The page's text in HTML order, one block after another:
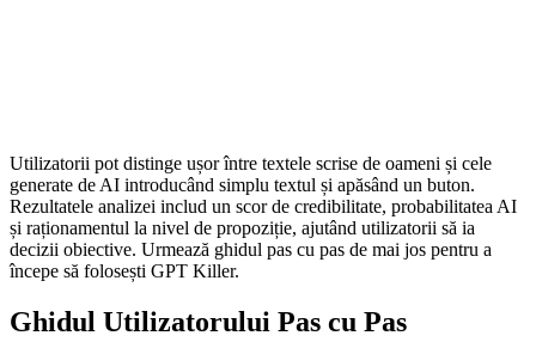
Utilizatorii pot distinge ușor între textele scrise de oameni și cele
generate de AI introducând simplu textul și apăsând un buton.
Rezultatele analizei includ un scor de credibilitate, probabilitatea AI
și raționamentul la nivel de propoziție, ajutând utilizatorii să ia
decizii obiective. Urmează ghidul pas cu pas de mai jos pentru a
începe să folosești GPT Killer.
Ghidul Utilizatorului Pas cu Pas